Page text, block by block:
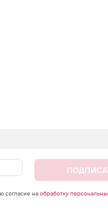
согласие на обработку